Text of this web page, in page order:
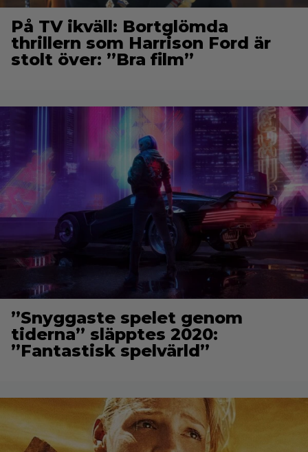
På TV ikväll: Bortglömda
thrillern som Harrison Ford är
stolt över: ”Bra film”
”Snyggaste spelet genom
tiderna” släpptes 2020:
”Fantastisk spelvärld”